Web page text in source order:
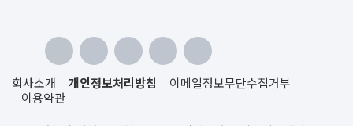
회사소개 개인정보처리방침
이메일정보무단수집거부
이용약관